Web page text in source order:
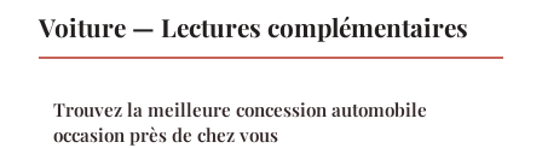
Voiture — Lectures complémentaires
Trouvez la meilleure concession automobile
occasion près de chez vous